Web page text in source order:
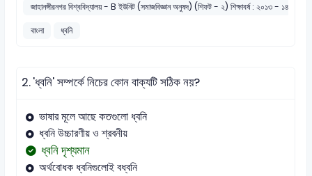
জাহানঙ্গীরনগর বিশ্ববিদ্যালয় - B ইউনিট (সমাজবিজ্ঞান অনুষদ) (শিফট - ২) শিক্ষাবর্ষ : ২০১৩ - ১৪ (সেট
বাংলা
ধ্বনি
2.'ধ্বনি' সম্পর্কে নিচের কোন বাক্যটি সঠিক নয়?
ভাষার মূলে আছে কতগুলো ধ্বনি
ধ্বনি উচ্চারণীয় ও শ্রবনীয়
ধ্বনি দৃশ্যমান
অর্থবোধক ধ্বনিগুলোই বধ্বনি